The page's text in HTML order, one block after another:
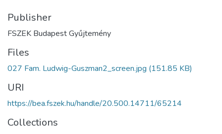
Publisher
FSZEK Budapest Gyűjtemény
Files
027 Fam. Ludwig-Guszman2_screen.jpg (151.85 KB)
URI
https://bea.fszek.hu/handle/20.500.14711/65214
Collections